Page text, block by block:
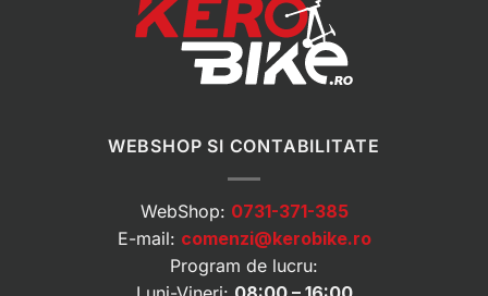
WEBSHOP SI CONTABILITATE
WebShop: 0731-371-385
E-mail: comenzi@kerobike.ro
Program de lucru: